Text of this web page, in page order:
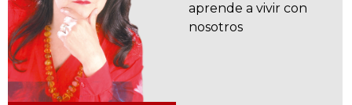
aprende a vivir con
nosotros